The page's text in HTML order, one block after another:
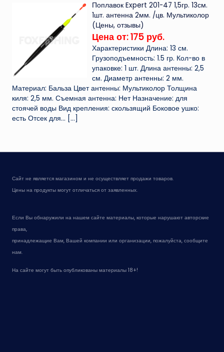
Поплавок Expert 201-47 1,5гр. 13см.
1шт. антенна 2мм. /цв. Мультиколор
(Цены, отзывы)
Цена от: 175 руб.
Характеристики Длина: 13 см.
Грузоподъемность: 1.5 гр. Кол-во в
упаковке: 1 шт. Длина антенны: 2,5
см. Диаметр антенны: 2 мм.
Материал: Бальза Цвет антенны: Мультиколор Толщина
киля: 2,5 мм. Съемная антенна: Нет Назначение: для
стоячей воды Вид крепления: скользящий Боковое ушко:
есть Отсек для... […]
Сайт не является магазином и не осуществляет продажи товаров.
Цены на продукты могут отличаться от заявленных.
Если Вы обнаружили на нашем сайте материалы, которые нарушают авторские
права,
принадлежащие Вам, Вашей компании или организации, пожалуйста, сообщите
нам.
На сайте могут быть опубликованы материалы 18+!